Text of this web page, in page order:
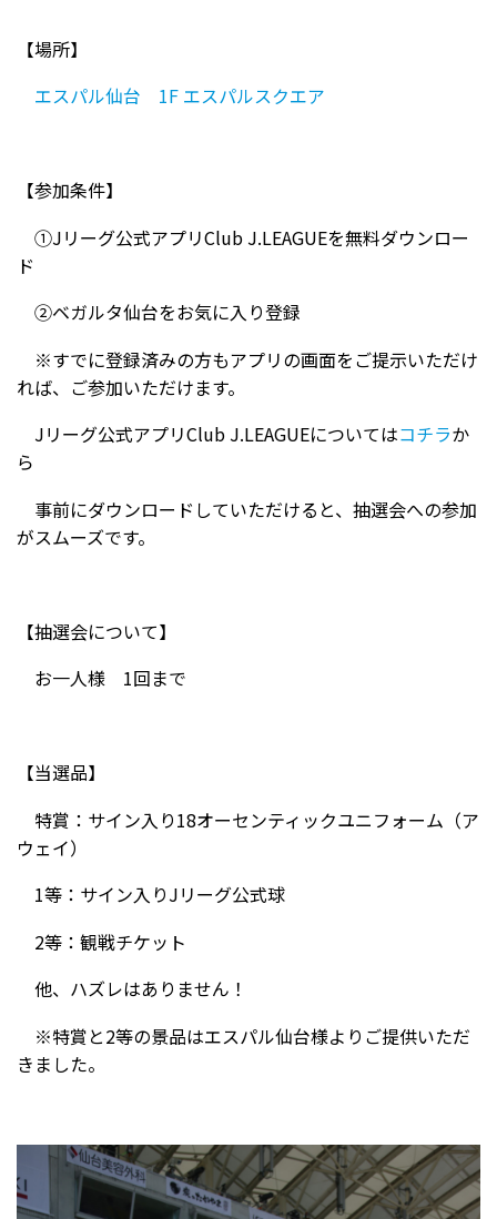
【場所】
エスパル仙台 1F エスパルスクエア
【参加条件】
①Jリーグ公式アプリClub J.LEAGUEを無料ダウンロー
ド
②ベガルタ仙台をお気に入り登録
※すでに登録済みの方もアプリの画面をご提示いただけ
れば、ご参加いただけます。
Jリーグ公式アプリClub J.LEAGUEについてはコチラか
ら
事前にダウンロードしていただけると、抽選会への参加
がスムーズです。
【抽選会について】
お一人様 1回まで
【当選品】
特賞：サイン入り18オーセンティックユニフォーム（ア
ウェイ）
1等：サイン入りJリーグ公式球
2等：観戦チケット
他、ハズレはありません！
※特賞と2等の景品はエスパル仙台様よりご提供いただ
きました。